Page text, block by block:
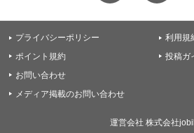
 プライバシーポリシー  利用規
 ポイント規約  投稿ガ
 お問い合わせ
 メディア掲載のお問い合わせ
運営会社 株式会社